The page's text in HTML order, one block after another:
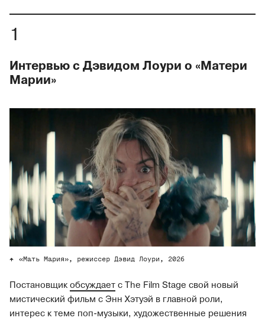
Интервью с Дэвидом Лоури о «Матери
Марии»
«Мать Мария», режиссер Дэвид Лоури, 2026
Постановщикобсуждаетс The Film Stage свой новый
мистический фильм с Энн Хэтуэй в главной роли,
интерес к теме поп-музыки, художественные решения